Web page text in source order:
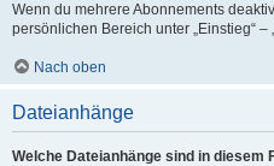
Wenn du mehrere Abonnements
persönlichen Bereich unter „Einstieg“
Nach oben
Dateianhänge
Welche Dateianhänge sind in diesem